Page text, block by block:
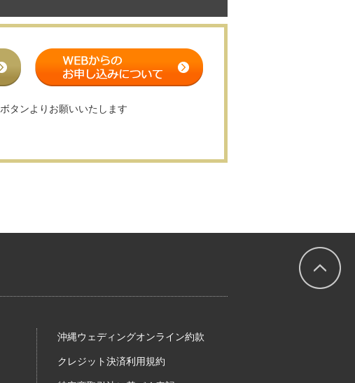
ボタンよりお願いいたします
沖縄ウェディングオンライン約款
クレジット決済利用規約